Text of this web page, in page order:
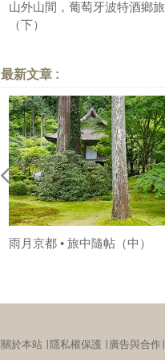
山外山間，葡萄牙波特酒鄉旅
（下）
最新文章 :
雨月京都 • 旅中隨帖（中）
關於本站 ∣隱私權保護 ∣廣告與合作∣